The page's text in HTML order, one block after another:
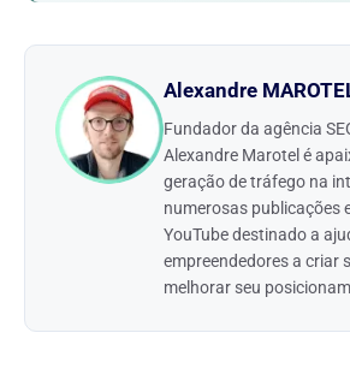
Alexandre
Fundador da agência
Alexandre Marotel é
geração de tráfego na
numerosas publicações
YouTube destinado a
empreendedores a criar
melhorar seu